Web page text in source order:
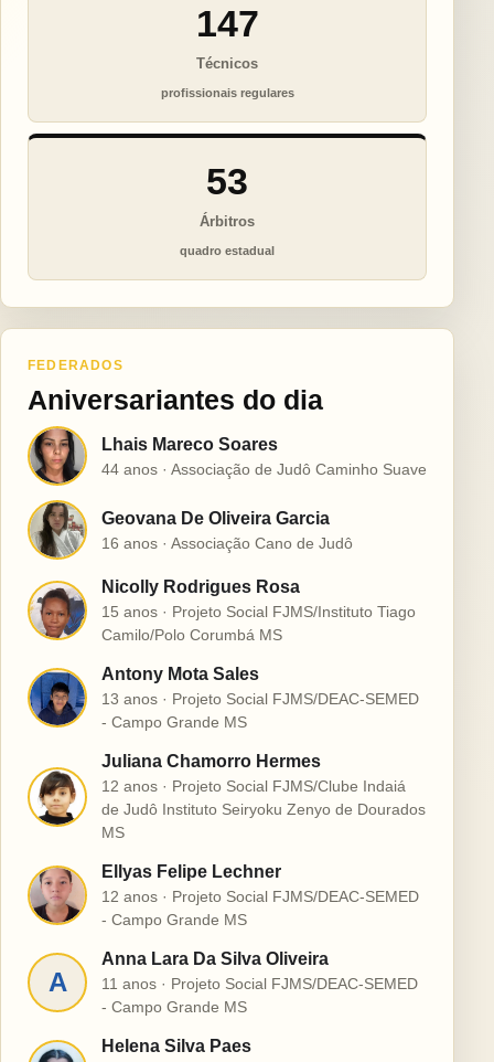
147
Técnicos
profissionais regulares
53
Árbitros
quadro estadual
FEDERADOS
Aniversariantes do dia
L Lhais Mareco Soares
44 anos · Associação de Judô Caminho Suave
G Geovana De Oliveira Garcia
16 anos · Associação Cano de Judô
N
Nicolly Rodrigues Rosa
15 anos · Projeto Social FJMS/Instituto Tiago
Camilo/Polo Corumbá MS
A
Antony Mota Sales
13 anos · Projeto Social FJMS/DEAC-SEMED
- Campo Grande MS
J
Juliana Chamorro Hermes
12 anos · Projeto Social FJMS/Clube Indaiá
de Judô Instituto Seiryoku Zenyo de Dourados
MS
E
Ellyas Felipe Lechner
12 anos · Projeto Social FJMS/DEAC-SEMED
- Campo Grande MS
A
Anna Lara Da Silva Oliveira
11 anos · Projeto Social FJMS/DEAC-SEMED
- Campo Grande MS
Helena Silva Paes